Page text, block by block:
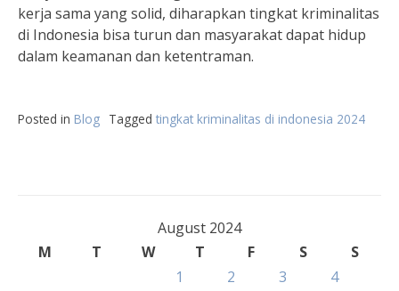
kerja sama yang solid, diharapkan tingkat kriminalitas
di Indonesia bisa turun dan masyarakat dapat hidup
dalam keamanan dan ketentraman.
Posted in Blog Tagged tingkat kriminalitas di indonesia 2024
August 2024
M
T W T F S
S
1
2 3
4